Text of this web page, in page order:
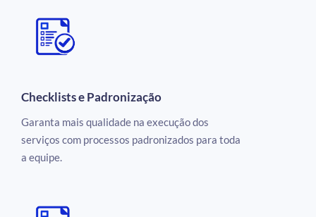
Checklists e Padronização
Garanta mais qualidade na execução dos
serviços com processos padronizados para toda
a equipe.